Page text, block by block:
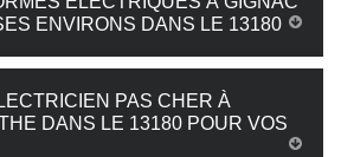
ENVIRONS DANS LE 13180
PAS CHER À
DANS LE 13180 POUR VOS